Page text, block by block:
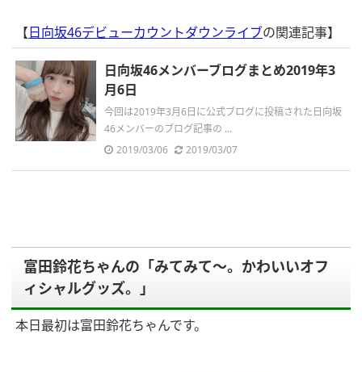
【日向坂46デビューカウントダウンライブの関連記事】
日向坂46メンバーブログまとめ2019年3
月6日
今回は2019年3月6日に公式ブログに投稿された日向坂
46メンバーのブログ記事の ...
2019/03/06
2019/03/07
富田鈴花ちゃんの「みてみて〜。かわいいオフ
ィシャルグッズ。」
本日最初は富田鈴花ちゃんです。